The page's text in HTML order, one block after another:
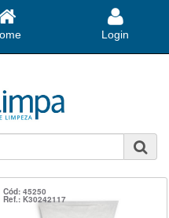
Login
Cód: 45250
Ref.: K30242117